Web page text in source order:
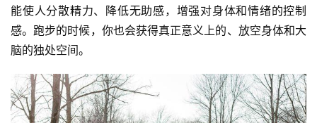
视
频
户
精
选
能使人分散精力、降低无助感，增强对身体和情绪的控制
感。跑步的时候，你也会获得真正意义上的、放空身体和大
脑的独处空间。